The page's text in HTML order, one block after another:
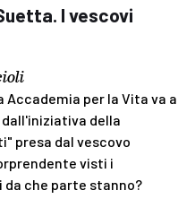
I vescovi
per la Vita va a
della
presa dal vescovo
visti i
da che parte stanno?